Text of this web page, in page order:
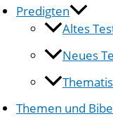
Predigten
Altes
Neues
Themen und